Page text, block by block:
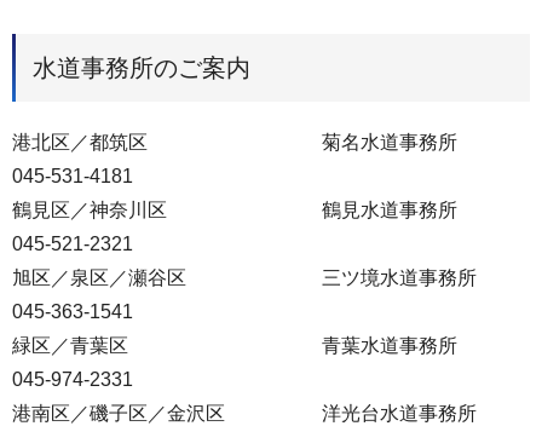
水道事務所のご案内
港北区／都筑区 菊名水道事務所
045-531-4181
鶴見区／神奈川区 鶴見水道事務所
045-521-2321
旭区／泉区／瀬谷区 三ツ境水道事務所
045-363-1541
緑区／青葉区 青葉水道事務所
045-974-2331
港南区／磯子区／金沢区 洋光台水道事務所